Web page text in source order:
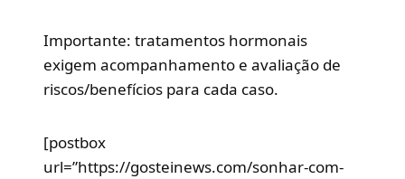
Importante: tratamentos hormonais
exigem acompanhamento e avaliação de
riscos/benefícios para cada caso.
[postbox
url=”https://gosteinews.com/sonhar-com-